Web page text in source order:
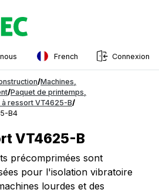
French
English
Swedish
French
Estonian
Finnish
Connexion
/Machines
/Paquet de printemps
à ressort VT4625-B/
B4
VT4625-B
précomprimées sont
pour l'isolation vibratoire
lourdes et des